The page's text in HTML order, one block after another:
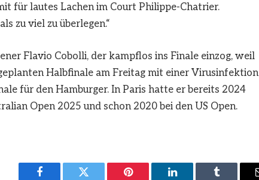
für lautes Lachen im Court Philippe-Chatrier.
zu viel zu überlegen.“
Flavio Cobolli, der kampflos ins Finale einzog, weil
Halbfinale am Freitag mit einer Virusinfektion
für den Hamburger. In Paris hatte er bereits 2024
Open 2025 und schon 2020 bei den US Open.